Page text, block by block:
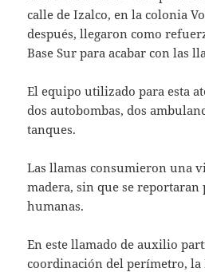
calle de Izalco, en la colonia
después, llegaron como
Base Sur para acabar con las
El equipo utilizado para esta
dos autobombas, dos
tanques.
Las llamas consumieron una
madera, sin que se reportaran
humanas.
En este llamado de auxilio
coordinación del perímetro, la